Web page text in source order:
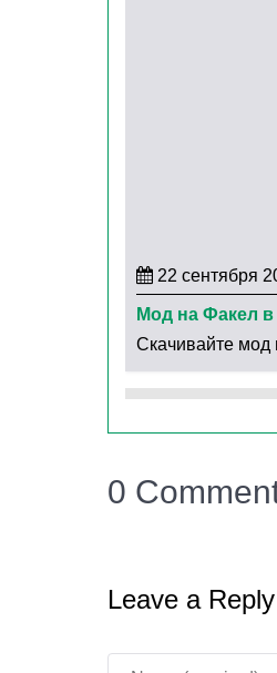
Совместим с
22 сентября
Мод на Факел в
Скачивайте мод
0
Leave a Reply